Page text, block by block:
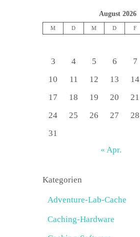
August 2026
M D M D F
3
4 5 6 7
10
11 12 13 14
17
18 19 20 21
24
25 26 27 28
31
« Apr.
Kategorien
Adventure-Lab-Cache
Caching-Hardware